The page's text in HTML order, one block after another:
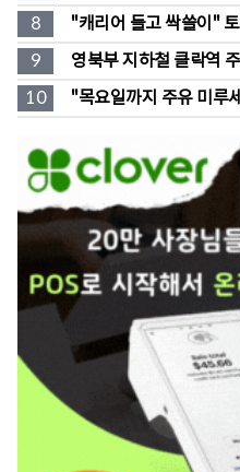
담'
8
"캐리어 들고 싹쓸이"
친 물건 재유통
9
영북부 지하철 클락역
리트 바뀐다”
10 "목요일까지 주유 미루